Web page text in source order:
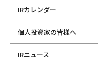
IRカレンダー
個人投資家の皆様へ
IRニュース